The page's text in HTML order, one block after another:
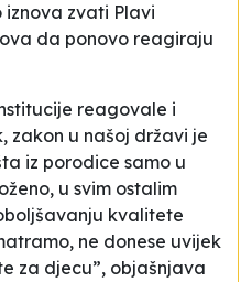
zvati Plavi
da ponovo reagiraju
reagovale i
zakon u našoj državi je
iz porodice samo u
u svim ostalim
kvalitete
ne donese uvijek
za djecu”, objašnjava